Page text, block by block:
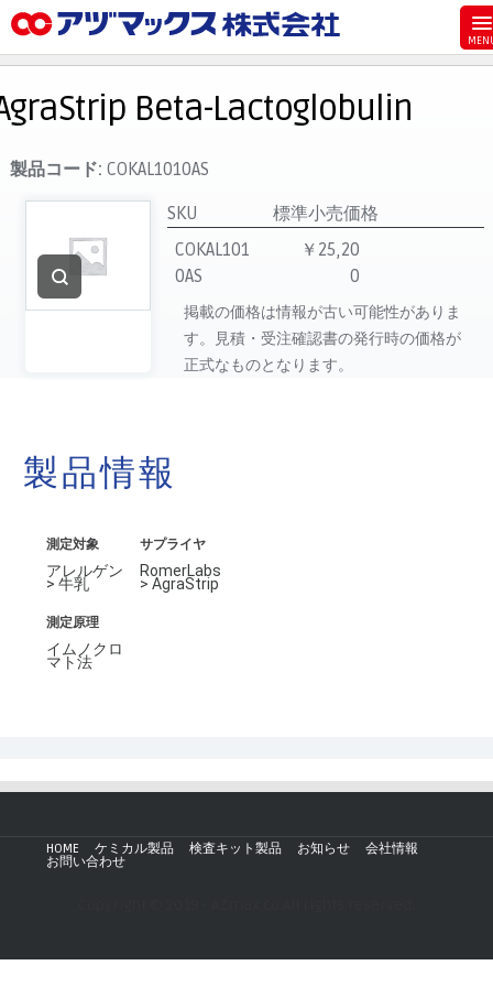
お気に入り
お買い物カゴ
ご注文
マイページ
主要取扱ブランド
Beta-Lactoglobulin
製品コード: COKAL1010AS
SKU
標準小売価格
COKAL101
0AS
￥25,20
0
掲載の価格は情報が古い可能性がありま
す。見積・受注確認書の発行時の価格が
正式なものとなります。
製品情報
測定対象
アレルゲン
> 牛乳
サプライヤ
RomerLabs
> AgraStrip
測定原理
イムノクロ
マト法
HOME ケミカル製品 検査キット製品 お知らせ
会社情報
お問い合わせ